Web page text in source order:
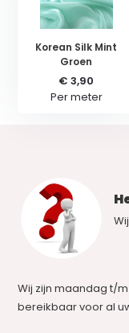
Korean Silk Mint
Groen
€ 3,90
Per meter
Wij zijn maandag t/m
bereikbaar voor al